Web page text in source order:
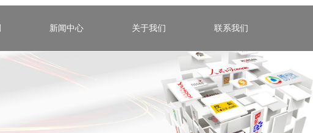
新闻中心 关于我们 联系我们